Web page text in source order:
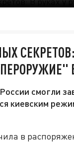
смогли
киевским
в